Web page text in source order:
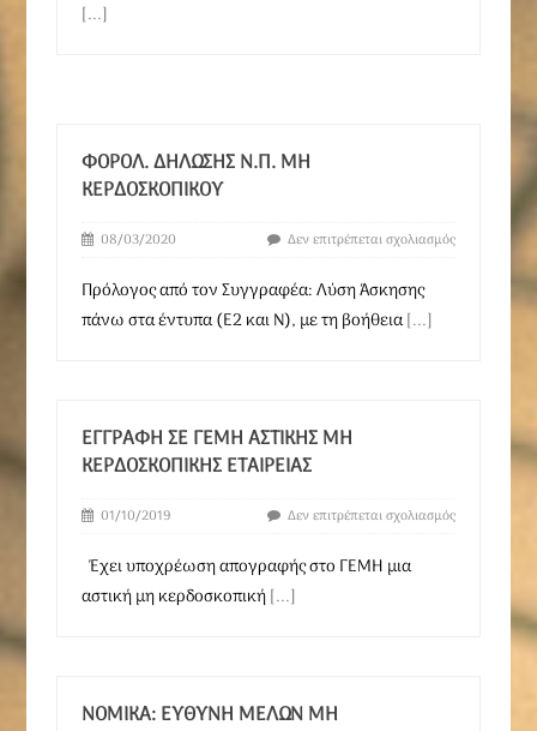
[...]
ΦΟΡΟΛ. ΔΗΛΩΣΗΣ Ν.Π. ΜΗ
ΚΕΡΔΟΣΚΟΠΙΚΟΥ
08/03/2020 Δεν επιτρέπεται σχολιασμός
Πρόλογος από τον Συγγραφέα: Λύση Άσκησης
πάνω στα έντυπα (Ε2 και Ν), με τη βοήθεια[...]
ΕΓΓΡΑΦΉ ΣΕ ΓΕΜΗ ΑΣΤΙΚΉΣ ΜΗ
ΚΕΡΔΟΣΚΟΠΙΚΉΣ ΕΤΑΙΡΕΊΑΣ
01/10/2019 Δεν επιτρέπεται σχολιασμός
Έχει υποχρέωση απογραφής στο ΓΕΜΗ μια
αστική μη κερδοσκοπική[...]
ΝΟΜΙΚΆ: ΕΥΘΎΝΗ ΜΕΛΏΝ ΜΗ